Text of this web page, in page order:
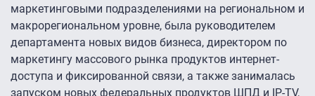
маркетинговыми подразделениями на региональном и
макрорегиональном уровне, была руководителем
департамента новых видов бизнеса, директором по
маркетингу массового рынка продуктов интернет-
доступа и фиксированной связи, а также занималась
запуском новых федеральных продуктов ШПД и IP-TV,